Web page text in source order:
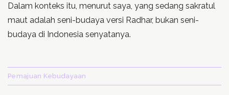
Dalam konteks itu, menurut saya, yang sedang sakratul
maut adalah seni-budaya versi Radhar, bukan seni-
budaya di Indonesia senyatanya.
Pemajuan Kebudayaan